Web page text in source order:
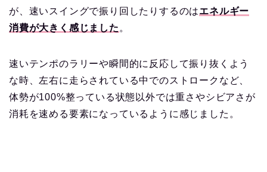
が、速いスイングで振り回したりするのはエネルギー
消費が大きく感じました 。
速いテンポのラリーや瞬間的に反応して振り抜くよう
な時、左右に走らされている中でのストロークなど、
体勢が100%整っている状態以外では重さやシビアさが
消耗を速める要素になっているように感じました。